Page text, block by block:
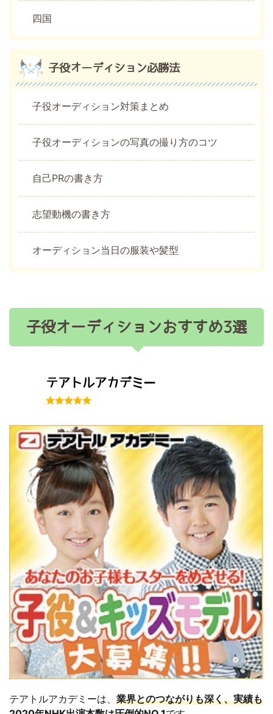
四国
子役オーディション必勝法
子役オーディション対策まとめ
子役オーディションの写真の撮り方のコツ
自己PRの書き方
志望動機の書き方
オーディション当日の服装や髪型
子役オーディションおすすめ3選
テアトルアカデミー
テアトルアカデミーは、 業界とのつながりも深く、実績も